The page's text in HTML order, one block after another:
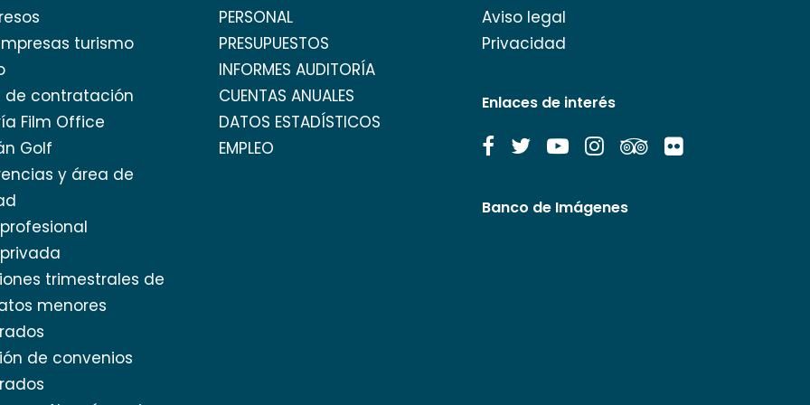
turismo
de contratación
Film Office
Golf
y área de
trimestrales de
menores
de convenios
PERSONAL
PRESUPUESTOS
INFORMES AUDITORÍA
CUENTAS ANUALES
DATOS ESTADÍSTICOS
EMPLEO
Aviso legal
Privacidad
Enlaces de interés
Banco de Imágenes